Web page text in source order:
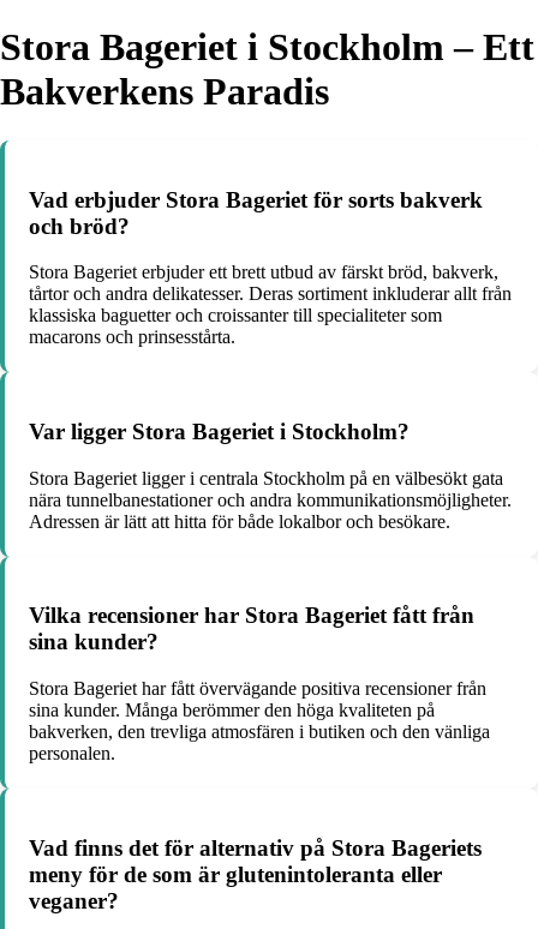
Stora Bageriet i Stockholm – Ett
Bakverkens Paradis
Vad erbjuder Stora Bageriet för sorts bakverk
och bröd?
Stora Bageriet erbjuder ett brett utbud av färskt bröd, bakverk,
tårtor och andra delikatesser. Deras sortiment inkluderar allt från
klassiska baguetter och croissanter till specialiteter som
macarons och prinsesstårta.
Var ligger Stora Bageriet i Stockholm?
Stora Bageriet ligger i centrala Stockholm på en välbesökt gata
nära tunnelbanestationer och andra kommunikationsmöjligheter.
Adressen är lätt att hitta för både lokalbor och besökare.
Vilka recensioner har Stora Bageriet fått från
sina kunder?
Stora Bageriet har fått övervägande positiva recensioner från
sina kunder. Många berömmer den höga kvaliteten på
bakverken, den trevliga atmosfären i butiken och den vänliga
personalen.
Vad finns det för alternativ på Stora Bageriets
meny för de som är glutenintoleranta eller
veganer?